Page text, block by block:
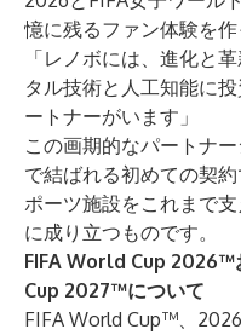
憶に残るファン体験を作
「レノボには、進化と
タル技術と人工知能に
ートナーがいます」
この画期的なパートナ
で結ばれる初めての契
ポーツ施設をこれまで
に成り立つものです。
FIFA World Cup 2026™
Cup 2027™について
FIFA World Cup™、